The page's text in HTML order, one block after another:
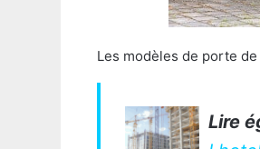
Les modèles de porte
Lire